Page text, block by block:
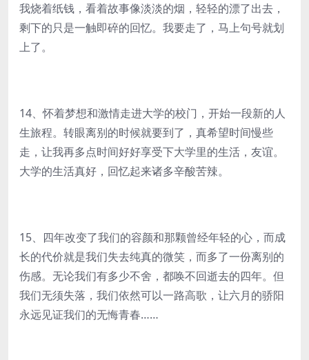
我烧着纸钱，看着故事像淡淡的烟，轻轻的漂了出去，
剩下的只是一触即碎的回忆。我要走了，马上句号就划
上了。
14、怀着梦想和激情走进大学的校门，开始一段新的人
生旅程。转眼离别的时候就要到了，真希望时间慢些
走，让我再多点时间好好享受下大学里的生活，友谊。
大学的生活真好，回忆起来诸多辛酸苦辣。
15、四年改变了我们的容颜和那颗曾经年轻的心，而成
长的代价就是我们失去纯真的微笑，而多了一份离别的
伤感。无论我们有多少不舍，都唤不回逝去的四年。但
我们无须失落，我们依然可以一路高歌，让六月的骄阳
永远见证我们的无悔青春……